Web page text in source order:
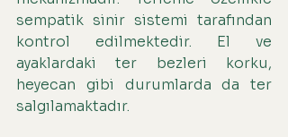
sempatik sinir sistemi tarafından
kontrol edilmektedir. El ve
ayaklardaki ter bezleri korku,
heyecan gibi durumlarda da ter
salgılamaktadır.